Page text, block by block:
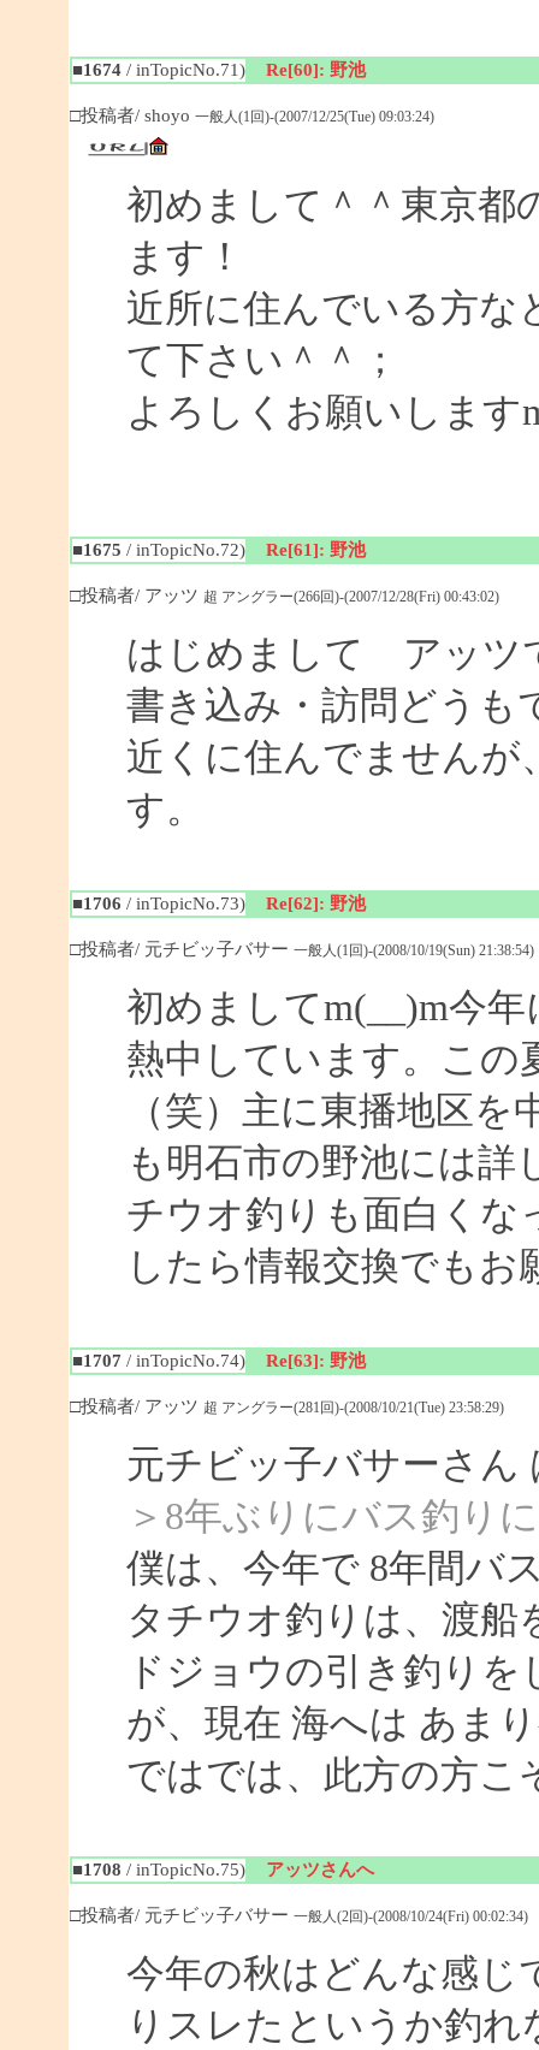
■1674/ inTopicNo.71) Re[60]: 野池
□投稿者/ shoyo 一般人(1回)-(2007/12/25(Tue) 09:03:24)
初めまして＾＾東京都
ます！
近所に住んでいる方な
て下さい＾＾；
よろしくお願いします
■1675 / inTopicNo.72) Re[61]: 野池
□投稿者/ アッツ 超 アングラー(266回)-(2007/12/28(Fri) 00:43:02)
はじめまして アッツ
書き込み・訪問どうも
近くに住んでませんが
す。
■1706 / inTopicNo.73) Re[62]: 野池
□投稿者/ 元チビッ子バサー 一般人(1回)-(2008/10/19(Sun) 21:38:54)
初めましてm(__)m今
熱中しています。この
（笑）主に東播地区
も明石市の野池には
チウオ釣りも面白くな
したら情報交換でもお
■1707 / inTopicNo.74) Re[63]: 野池
□投稿者/ アッツ 超 アングラー(281回)-(2008/10/21(Tue) 23:58:29)
元チビッ子バサーさ
＞8年ぶりにバス釣り
僕は、今年で 8年間バ
タチウオ釣りは、渡船
ドジョウの引き釣り
が、現在 海へは あま
ではでは、此方の方こ
■1708 / inTopicNo.75) アッツさんへ
□投稿者/ 元チビッ子バサー 一般人(2回)-(2008/10/24(Fri) 00:02:34)
今年の秋はどんな感じ
りスレたというか釣